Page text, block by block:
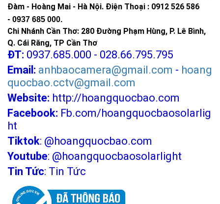
Đặc điểm của tấm pin thu năng lượng mặt
trời
Tấm pin năng lượng mặt trời mang trong mình nhiều đặc điểm
nổi bật, khiến chúng trở thành một sản phẩm được ưa chuộng
trong cuộc sống hiện đại.
Thiết kế nhỏ gọn và mỏng
Những tấm pin năng lượng mặt trời hiện nay được thiết kế
ngày càng nhỏ gọn, mỏng nhẹ, dễ dàng trong việc vận chuyển
và lắp đặt. Khi lắp đặt trên mái nhà, điều này giúp tiết kiệm
không gian và giảm tải trọng cho công trình.
Chống nước và chống bụi
Các tấm pin đều được thiết kế để kháng nước và chống bụi,
điều kiện thời tiết. Với khả năng tự làm sạch, tấm pin có thể
Đàm - Hoàng Mai - Hà Nội. Điện Thoại : 0912 526 586
- 0937 685 000.
Chi Nhánh Cần Thơ: 280 Đường Phạm Hùng, P. Lê Bình,
Q. Cái Răng, TP Cần Thơ
ĐT: 0937.685.000 - 028.66.795.795
Email: anhbaocamera@gmail.com - hoang
quocbao.cctv@gmail.com
Website: http://hoangquocbao.com
Facebook: Fb.com/hoangquocbaosolarlig
ht
Tiktok: @hoangquocbao.com
Youtube: @hoangquocbaosolarlight
Tin Tức: Tin Tức